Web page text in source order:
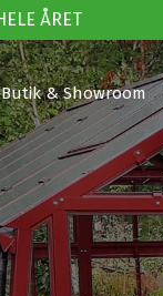
ÅRET
Butik & Showroom